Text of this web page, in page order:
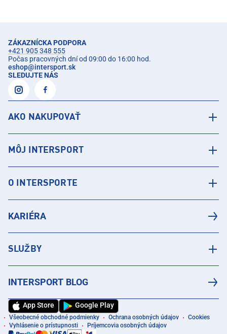
ZÁKAZNÍCKA PODPORA
+421 905 348 555
Počas pracovných dní od 09:00 do 16:00 hod.
eshop@intersport.sk
SLEDUJTE NÁS
AKO NAKUPOVAŤ
MÔJ INTERSPORT
O INTERSPORTE
KARIÉRA
SLUŽBY
INTERSPORT BLOG
App Store Google Play
Všeobecné obchodné podmienky Ochrana osobných údajov
Cookies
Vyhlásenie o prístupnosti
Príjemcovia osobných údajov